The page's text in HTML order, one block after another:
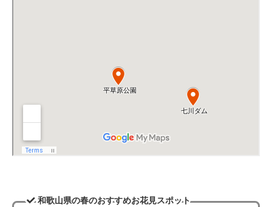
和歌山県の春のおすすめお花見スポット